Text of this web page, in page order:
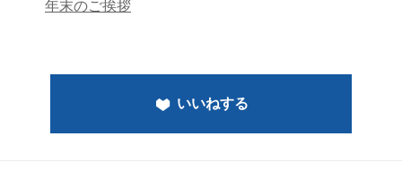
年末のご挨拶
いいねする